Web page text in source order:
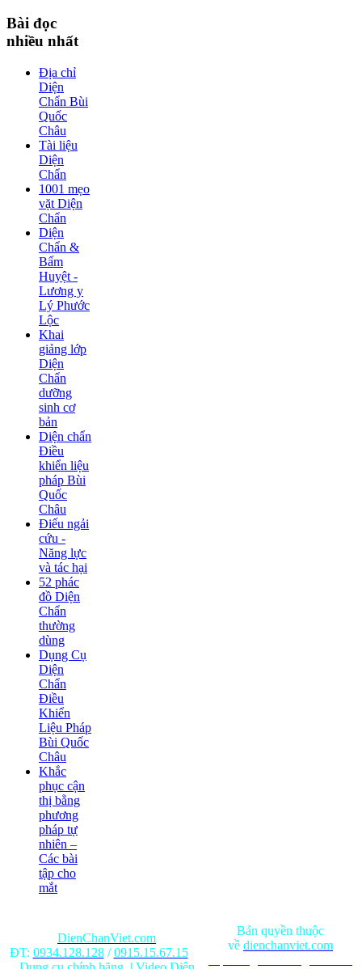
Bài đọc
nhiều nhất
Địa chỉ
Diện
Chẩn Bùi
Quốc
Châu
Tài liệu
Diện
Chẩn
1001 mẹo
vặt Diện
Chẩn
Diện
Chẩn &
Bấm
Huyệt -
Lương y
Lý Phước
Lộc
Khai
giảng lớp
Diện
Chẩn
dưỡng
sinh cơ
bản
Diện chẩn
Điều
khiển liệu
pháp Bùi
Quốc
Châu
Điếu ngải
cứu -
Năng lực
và tác hại
52 phác
đồ Diện
Chẩn
thường
dùng
Dụng Cụ
Diện
Chẩn
Điều
Khiển
Liệu Pháp
Bùi Quốc
Châu
Khắc
phục cận
thị bằng
phương
pháp tự
nhiên –
Các bài
tập cho
mắt
DienChanViet.com
ĐT: 0934.128.128/0915.15.67.15
Bản quyền thuộc
về dienchanviet.com